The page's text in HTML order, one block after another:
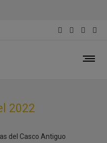
2022
del Casco Antiguo